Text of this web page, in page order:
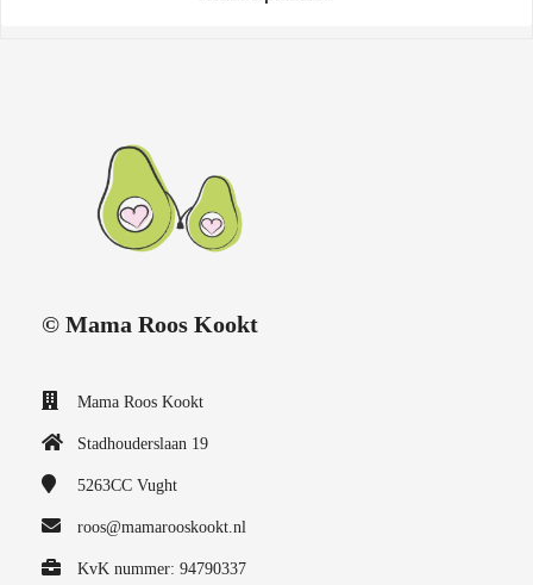
© Mama Roos Kookt
Mama Roos Kookt
Stadhouderslaan 19
5263CC Vught
roos@mamarooskookt.nl
KvK nummer: 94790337